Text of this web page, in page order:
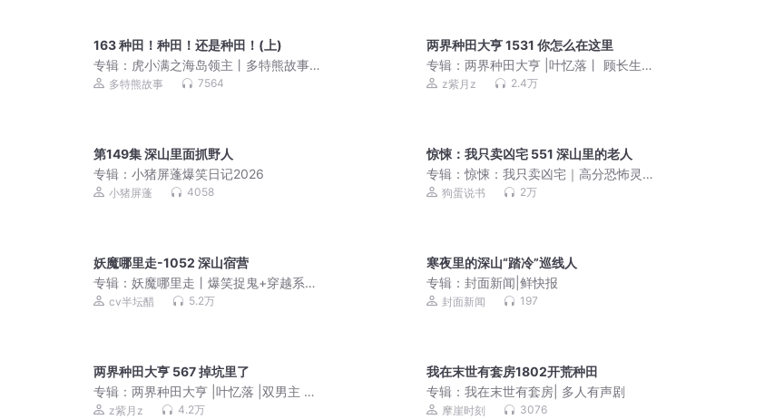
163 种田！种田！还是种田！(上)
专辑： 虎小满之海岛领主丨多特熊故事
丨虎小满领主系列
多特熊故事 7564
两界种田大亨 1531 你怎么在这里
专辑：两界种田大亨 |叶忆落丨 顾长生
＆杜骁＆紫月
z紫月z 2.4万
第149集 深山里面抓野人
专辑：小猪屏蓬爆笑日记2026
小猪屏蓬 4058
惊悚：我只卖凶宅 551 深山里的老人
专辑：惊悚：我只卖凶宅｜高分恐怖灵
异神作｜风水秘术｜多播｜最后一个道
狗蛋说书 2万
妖魔哪里走-1052 深山宿营
专辑：妖魔哪里走丨爆笑捉鬼+穿越系统
悬疑丨半坛醋VIP多人有声剧
cv半坛醋 5.2万
寒夜里的深山“踏冷”巡线人
专辑：封面新闻|鲜快报
封面新闻 197
两界种田大亨 567 掉坑里了
专辑：两界种田大亨 |叶忆落 |双男主 快
穿 z紫月z 4.2万
我在末世有套房1802开荒种田
专辑：我在末世有套房| 多人有声剧
摩崖时刻 3076